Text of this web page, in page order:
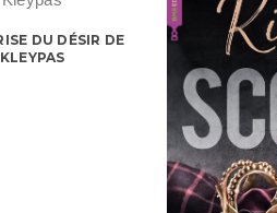
DU DÉSIR DE